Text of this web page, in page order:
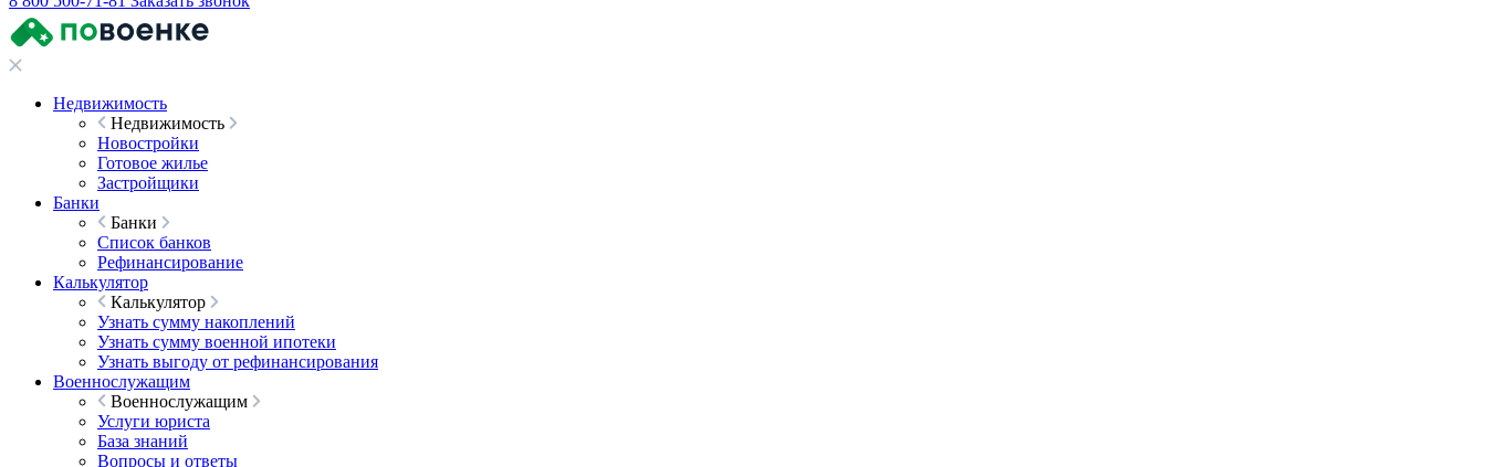
Недвижимость
Недвижимость
Новостройки
Готовое жилье
Застройщики
Банки
Банки
Список банков
Рефинансирование
Калькулятор
Калькулятор
Узнать сумму накоплений
Узнать сумму военной ипотеки
Узнать выгоду от рефинансирования
Военнослужащим
Военнослужащим
Услуги юриста
База знаний
Вопросы и ответы